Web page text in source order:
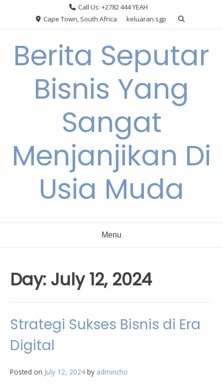
Call Us: +2782 444 YEAH
Cape Town, South Africa
keluaran sgp
Berita Seputar
Bisnis Yang
Sangat
Menjanjikan Di
Usia Muda
Menu
Day: July 12, 2024
Strategi Sukses Bisnis di Era
Digital
Posted on July 12, 2024 by admincho